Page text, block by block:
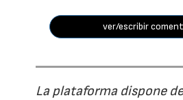
ver/escribir
La plataforma dispone